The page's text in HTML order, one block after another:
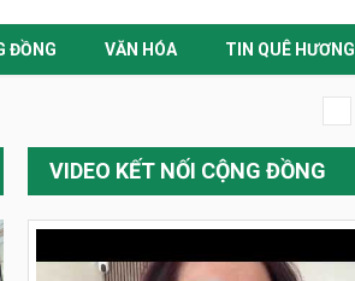
ĐỒNG VĂN HÓA TIN QUÊ HƯƠNG
VIDEO KẾT NỐI CỘNG ĐỒNG